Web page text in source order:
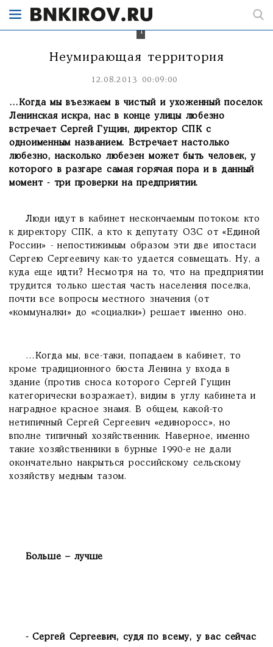
Сергей
Гущин
Неумирающая территория
12.08.2013 00:09:00
…Когда мы въезжаем в чистый и ухоженный поселок
Ленинская искра, нас в конце улицы любезно
встречает Сергей Гущин, директор СПК с
одноименным названием. Встречает настолько
любезно, насколько любезен может быть человек, у
которого в разгаре самая горячая пора и в данный
момент - три проверки на предприятии.
Люди идут в кабинет нескончаемым потоком: кто
к директору СПК, а кто к депутату ОЗС от «Единой
России» - непостижимым образом эти две ипостаси
Сергею Сергеевичу как-то удается совмещать. Ну, а
куда еще идти? Несмотря на то, что на предприятии
трудится только шестая часть населения поселка,
почти все вопросы местного значения (от
«коммуналки» до «социалки») решает именно оно.
…Когда мы, все-таки, попадаем в кабинет, то
кроме традиционного бюста Ленина у входа в
здание (против сноса которого Сергей Гущин
категорически возражает), видим в углу кабинета и
наградное красное знамя. В общем, какой-то
нетипичный Сергей Сергеевич «единоросс», но
вполне типичный хозяйственник. Наверное, именно
такие хозяйственники в бурные 1990-е не дали
окончательно накрыться российскому сельскому
хозяйству медным тазом.
Больше – лучше
- Сергей Сергеевич, судя по всему, у вас сейчас